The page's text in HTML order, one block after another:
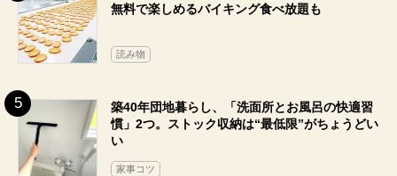
無料で楽しめるバイキング食べ放題も
読み物
築40年団地暮らし、「洗面所とお風呂の快適習
慣」2つ。ストック収納は“最低限”がちょうどい
い
家事コツ